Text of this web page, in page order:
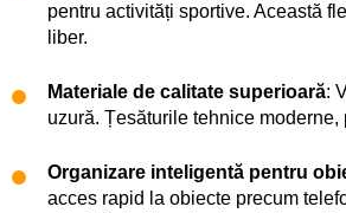
pentru activități sportive. Această
liber.
Materiale de calitate superioară:
uzură. Țesăturile tehnice
Organizare inteligentă pentru
acces rapid la obiecte precum